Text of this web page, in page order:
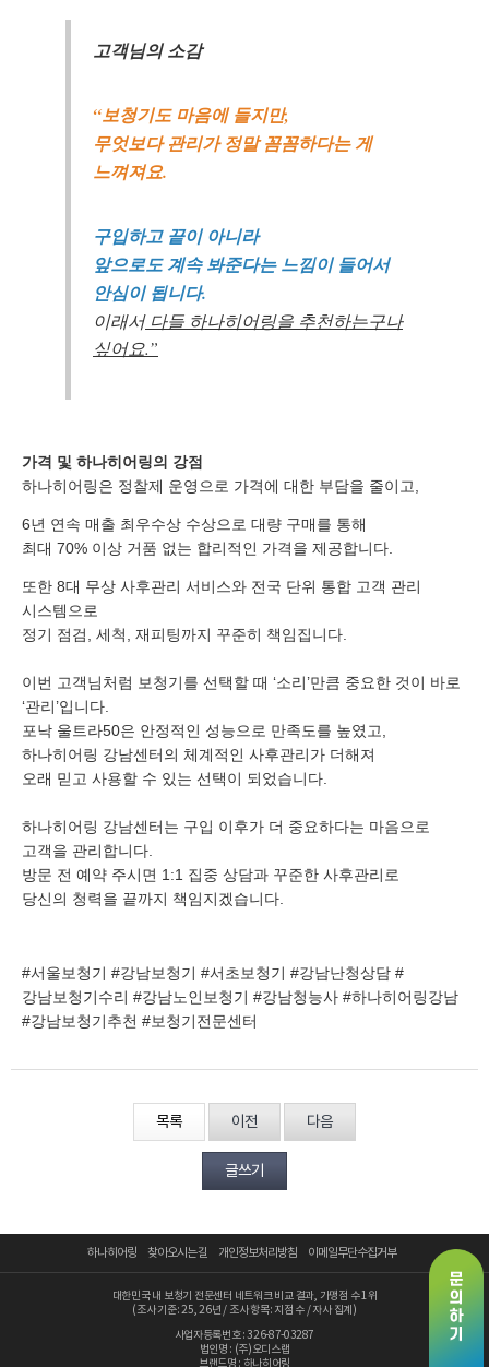
고객님의 소감
“보청기도 마음에 들지만,
무엇보다 관리가 정말 꼼꼼하다는 게
느껴져요.
구입하고 끝이 아니라
앞으로도 계속 봐준다는 느낌이 들어서
안심이 됩니다.
이래서다들 하나히어링을 추천하는구나
싶어요.”
가격 및 하나히어링의 강점
하나히어링은 정찰제 운영으로 가격에 대한 부담을 줄이고,
6년 연속 매출 최우수상 수상으로 대량 구매를 통해
최대 70% 이상 거품 없는 합리적인 가격을 제공합니다.
또한 8대 무상 사후관리 서비스와 전국 단위 통합 고객 관리
시스템으로
정기 점검, 세척, 재피팅까지 꾸준히 책임집니다.
이번 고객님처럼 보청기를 선택할 때 ‘소리’만큼 중요한 것이 바로
‘관리’입니다.
포낙 울트라50은 안정적인 성능으로 만족도를 높였고,
하나히어링 강남센터의 체계적인 사후관리가 더해져
오래 믿고 사용할 수 있는 선택이 되었습니다.
하나히어링 강남센터는 구입 이후가 더 중요하다는 마음으로
고객을 관리합니다.
방문 전 예약 주시면 1:1 집중 상담과 꾸준한 사후관리로
당신의 청력을 끝까지 책임지겠습니다.
#서울보청기 #강남보청기 #서초보청기 #강남난청상담 #
강남보청기수리 #강남노인보청기 #강남청능사 #하나히어링강남
#강남보청기추천 #보청기전문센터
목록 이전 다음
글쓰기
하나히어링 찾아오시는 길 개인정보처리방침 이메일무단수집거부
대한민국 내 보청기 전문센터 네트워크 비교 결과, 가맹점 수 1위
(조사 기준: 25, 26년 / 조사 항목: 지점 수 / 자사 집계)
사업자등록번호 : 326-87-03287
법인명 : (주)오디스랩
브랜드명 : 하나히어링